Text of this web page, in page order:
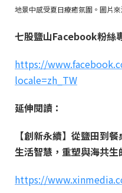
地景中感受夏日療癒氛圍。圖片
七股鹽山Facebook粉絲
https://
locale=zh_TW
延伸閱讀：
【創新永續】從鹽田到
生活智慧，重塑與海共生
https://